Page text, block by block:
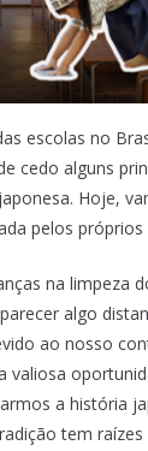
escolas no
cedo alguns
Hoje,
pelos próprios
na limpeza
algo
ao nosso
valiosa
a história
tem